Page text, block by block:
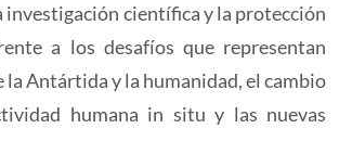
investigación científica y la protección
a los desafíos que representan
la Antártida y la humanidad, el cambio
humana in situ y las nuevas